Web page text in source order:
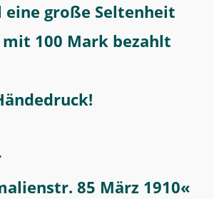
eine große Seltenheit
100 Mark bezahlt
85 März 1910«